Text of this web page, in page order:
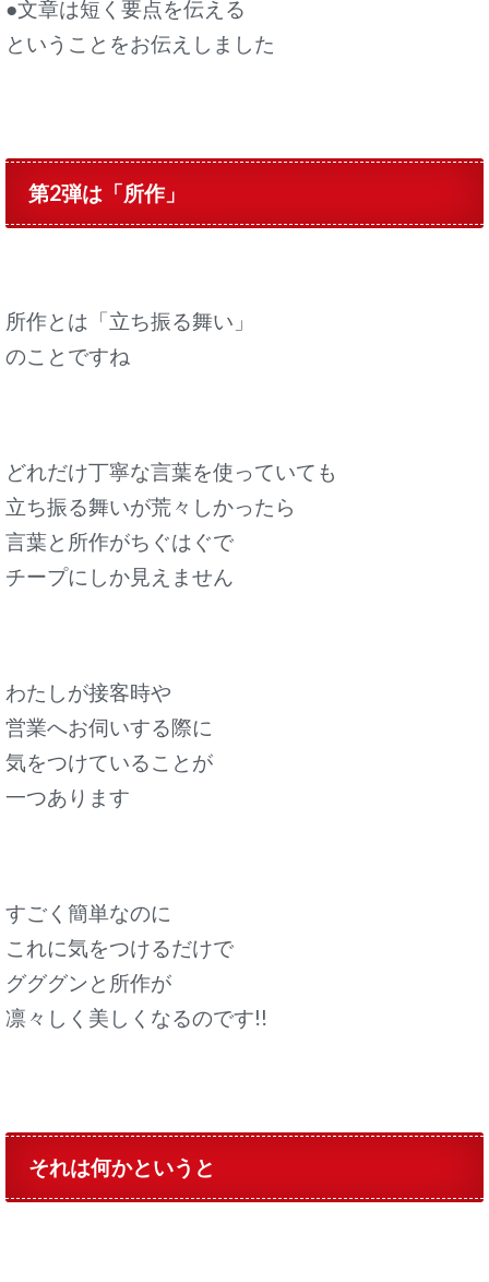
●文章は短く要点を伝える
ということをお伝えしました
第2弾は「所作」
所作とは「立ち振る舞い」
のことですね
どれだけ丁寧な言葉を使っていても
立ち振る舞いが荒々しかったら
言葉と所作がちぐはぐで
チープにしか見えません
わたしが接客時や
営業へお伺いする際に
気をつけていることが
一つあります
すごく簡単なのに
これに気をつけるだけで
グググンと所作が
凛々しく美しくなるのです!!
それは何かというと